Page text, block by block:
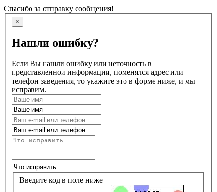
Спасибо за отправку сообщения!
×
Нашли ошибку?
Если Вы нашли ошибку или неточность в
представленной информации, поменялся адрес или
телефон заведения, то укажите это в форме ниже, и мы
исправим.
Введите код в поле ниже